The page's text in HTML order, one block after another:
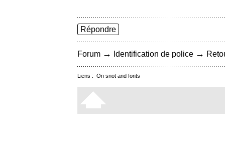
Répondre
Forum → Identification de police →
Liens : On snot and fonts